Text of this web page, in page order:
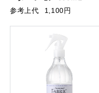
参考上代
1,100円